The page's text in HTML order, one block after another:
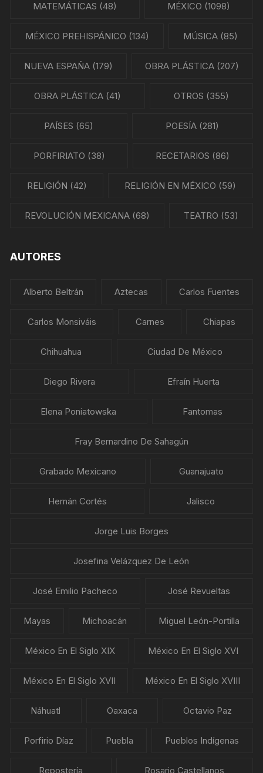
MATEMÁTICAS (48) MÉXICO (1098)
MÉXICO PREHISPÁNICO (134) MÚSICA (85)
NUEVA ESPAÑA(179) OBRA PLÁSTICA (207)
OBRA PLÁSTICA (41) OTROS (355)
PAÍSES (65) POESÍA (281)
PORFIRIATO (38) RECETARIOS (86)
RELIGIÓN (42) RELIGIÓN EN MÉXICO (59)
REVOLUCIÓN MEXICANA (68) TEATRO (53)
AUTORES
Alberto Beltrán Aztecas Carlos Fuentes
Carlos Monsiváis Carnes Chiapas
Chihuahua Ciudad De México
Diego Rivera Efraín Huerta
Elena Poniatowska Fantomas
Fray Bernardino De Sahagún
Grabado Mexicano Guanajuato
Hernán Cortés Jalisco
Jorge Luis Borges
Josefina Velázquez De León
José Emilio Pacheco José Revueltas
Mayas Michoacán Miguel León-Portilla
México En El Siglo XIX México En El Siglo XVI
México En El Siglo XVII México En El Siglo XVIII
Náhuatl Oaxaca Octavio Paz
Porfirio Díaz Puebla Pueblos Indígenas
Repostería Rosario Castellanos